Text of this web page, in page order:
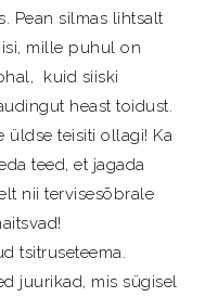
Pean silmas lihtsalt
mille puhul on
kuid siiski
heast toidust.
üldse teisiti ollagi! Ka
teed, et jagada
nii tervisesõbrale
tsitruseteema.
juurikad, mis sügisel